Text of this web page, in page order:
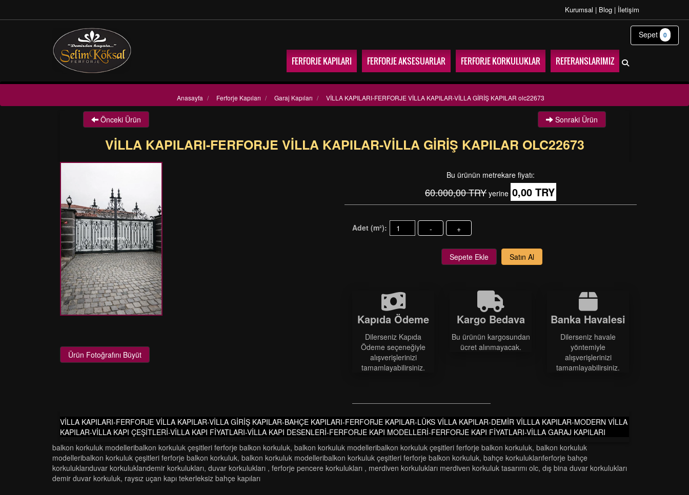
Kurumsal | Blog | İletişim
FERFORJE KAPILARI FERFORJE AKSESUARLAR FERFORJE KORKULUKLAR REFERANSLARIMIZ
VİLLA KAPILARI-FERFORJE VİLLA KAPILAR-VİLLA GİRİŞ KAPILAR olc22673
Garaj Kapıları /
Ferforje Kapıları /
Anasayfa /
Önceki Ürün Sonraki Ürün
VİLLA KAPILARI-FERFORJE VİLLA KAPILAR-VİLLA GİRİŞ KAPILAR OLC22673
Ürün Fotoğrafını Büyüt
Bu ürünün metrekare fiyatı:
60.000,00 TRY yerine 0,00 TRY
Adet (m²): - +
Sepete Ekle Satın Al
Kapıda Ödeme
Dilerseniz Kapıda
Ödeme seçeneğiyle
alışverişlerinizi
tamamlayabilirsiniz.
Kargo Bedava
Bu ürünün kargosundan
ücret alınmayacak.
Banka Havalesi
Dilerseniz havale
yöntemiyle
alışverişlerinizi
tamamlayabilirsiniz.
Sepet 0
VİLLA KAPILARI-FERFORJE VİLLA KAPILAR-VİLLA GİRİŞ KAPILAR-BAHÇE KAPILARI-FERFORJE KAPILAR-LÜKS VİLLA KAPILAR-DEMİR VİLLLA KAPILAR-MODERN VİLLA
KAPILAR-VİLLA KAPI ÇEŞİTLERİ-VİLLA KAPI FİYATLARI-VİLLA KAPI DESENLERİ-FERFORJE KAPI MODELLERİ-FERFORJE KAPI FİYATLARI-VİLLA GARAJ KAPILARI
balkon korkuluk modelleri̇balkon korkuluk çeşi̇tleri̇ ferforje balkon korkuluk, balkon korkuluk modelleri̇balkon korkuluk çeşi̇tleri̇ ferforje balkon korkuluk, balkon korkuluk
modelleri̇balkon korkuluk çeşi̇tleri̇ ferforje balkon korkuluk, balkon korkuluk modelleri̇balkon korkuluk çeşi̇tleri̇ ferforje balkon korkuluk, bahçe korkuluklariferforje bahçe
korkuluklariduvar korkuluklaridemi̇r korkuluklari, duvar korkulukları , ferforje pencere korkulukları , merdi̇ven korkuluklari merdi̇ven korkuluk tasarimi olc, dış bina duvar korkulukları
demir duvar korkuluk, raysız uçan kapı tekerleksiz bahçe kapıları